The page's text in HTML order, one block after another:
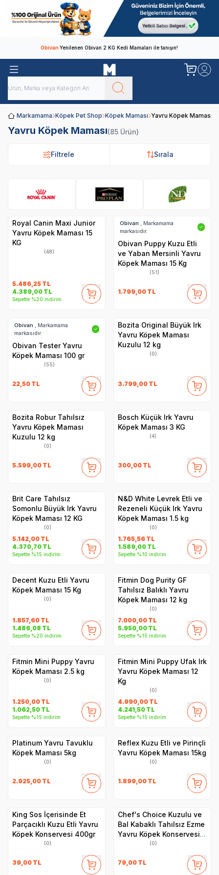
ObivanYenilenen Obivan 2 KG Kedi Mamaları ile tanışın!
Markamama Köpek Pet Shop Köpek Maması Yavru Köpek Maması
Yavru Köpek Maması(85 Ürün)
Filtrele Sırala
Filtrele Sırala
Royal Canin Maxi Junior
Yavru Köpek Maması 15
KG
(48)
5.486,25 TL
4.389,00 TL
Sepette %20 indirim
Obivan
, Markamama
markasıdır.
✓
Obivan Puppy Kuzu Etli
ve Yaban Mersinli Yavru
Köpek Maması 15 Kg
(51)
1.799,00 TL
Obivan
, Markamama
markasıdır.
✓
Obivan Tester Yavru
Köpek Maması 100 gr
(55)
22,50 TL
Bozita Original Büyük Irk
Yavru Köpek Maması
Kuzulu 12 kg
(0)
3.799,00 TL
Bozita Robur Tahılsız
Yavru Köpek Maması
Kuzulu 12 kg
(0)
5.599,00 TL
Bosch Küçük Irk Yavru
Köpek Maması 3 KG
(4)
300,00 TL
Brit Care Tahılsız
Somonlu Büyük Irk Yavru
Köpek Maması 12 KG
(0)
5.142,00 TL
4.370,70 TL
Sepette %15 indirim
N&D White Levrek Etli ve
Rezeneli Küçük Irk Yavru
Köpek Maması 1.5 kg
(0)
1.765,56 TL
1.589,00 TL
Sepette %10 indirim
Decent Kuzu Etli Yavru
Köpek Maması 15 Kg
(0)
1.857,60 TL
1.486,08 TL
Sepette %20 indirim
Fitmin Dog Purity GF
Tahılsız Balıklı Yavru
Köpek Maması 12 kg
(0)
7.000,00 TL
5.950,00 TL
Sepette %15 indirim
Fitmin Mini Puppy Yavru
Köpek Maması 2.5 kg
(0)
1.250,00 TL
1.062,50 TL
Sepette %15 indirim
Fitmin Mini Puppy Ufak Irk
Yavru Köpek Maması 12
Kg
(0)
4.990,00 TL
4.241,50 TL
Sepette %15 indirim
Platinum Yavru Tavuklu
Köpek Maması 5kg
(0)
2.925,00 TL
Reflex Kuzu Etli ve Pirinçli
Yavru Köpek Maması 15kg
(0)
1.899,00 TL
King Sos İçerisinde Et
Parçacıklı Kuzu Etli Yavru
Köpek Konservesi 400gr
(0)
39,00 TL
Chef's Choice Kuzulu ve
Bal Kabaklı Tahılsız Ezme
Yavru Köpek Konservesi
(0)
79,00 TL